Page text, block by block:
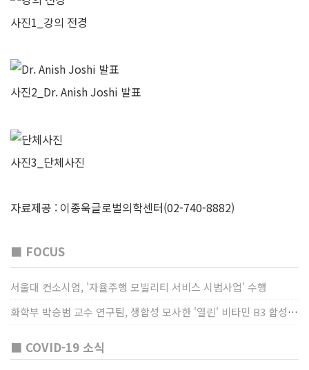
사진1_강의 전경
사진2_Dr. Anish Joshi 발표
사진3_단체사진
자료제공 : 이종욱글로벌의학센터(02-740-8882)
■ FOCUS
서울대 컨소시엄, '자율주행 모빌리티 서비스 시범사업' 수행
화학부 박승범 교수 연구팀, 생합성 모사한 '열린' 비타민 B3 합성법 개발
■ COVID-19 소식